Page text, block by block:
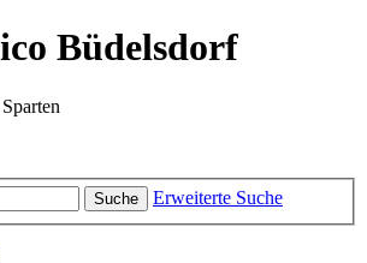
Büdelsdorf
Suche Erweiterte Suche